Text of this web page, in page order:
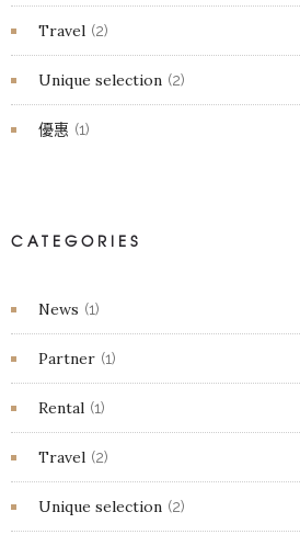
Travel (2)
Unique selection (2)
優惠 (1)
CATEGORIES
News (1)
Partner (1)
Rental (1)
Travel (2)
Unique selection (2)